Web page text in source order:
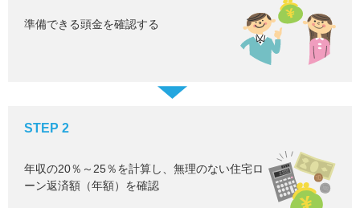
準備できる頭金を確認する
STEP 2
年収の20％～25％を計算し、無理のない住宅ロ
ーン返済額（年額）を確認